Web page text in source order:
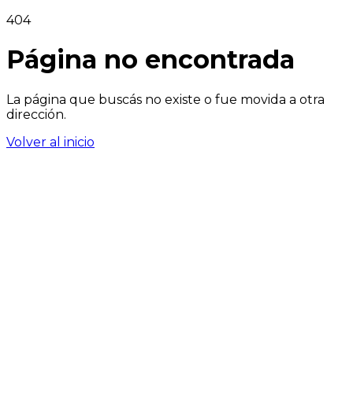
404
Página no encontrada
La página que buscás no existe o fue movida a otra
dirección.
Volver al inicio